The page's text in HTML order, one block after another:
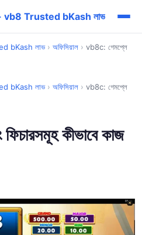
- vb8 Trusted bKash লাভ
bKash লাভ› অফিসিয়াল › vb8c: গেমপ্লে
bKash লাভ› অফিসিয়াল › vb8c: গেমপ্লে
কীভাবে কাজ